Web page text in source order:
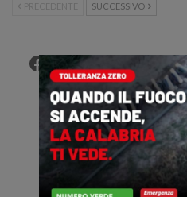
PRECEDENTE SUCCESSIVO
Facebook
Twitter